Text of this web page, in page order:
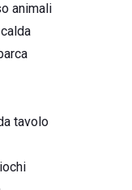
animali
tavolo